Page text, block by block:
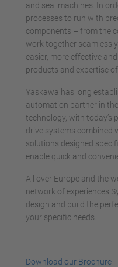
and seal machines. In
processes to run with
components – from the
work together
easier, more effective
products and expertise
Yaskawa has long
automation partner in
technology, with today’s
drive systems combined
solutions designed
enable quick and
All over Europe and the
network of experiences
design and build the
your specific needs.
Download our Brochure